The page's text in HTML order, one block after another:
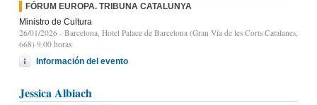
FÓRUM EUROPA. TRIBUNA CATALUNYA
Ministro de Cultura
26/01/2026 - Barcelona, Hotel Palace de Barcelona (Gran Vía de les Corts Catalanes,
668) 9.00 horas
Información del evento
Jessica Albiach